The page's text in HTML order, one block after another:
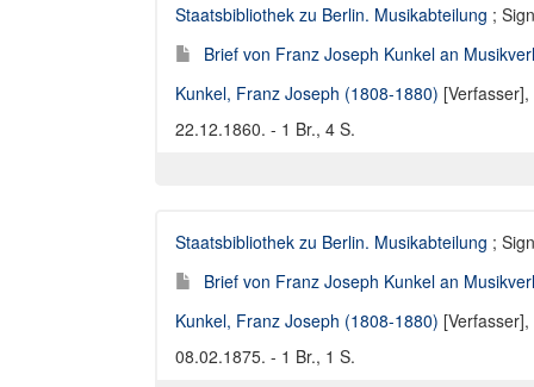
Staatsbibliothek zu Berlin. Musikabteilung ;
Brief von Franz Joseph Kunkel an
Kunkel, Franz Joseph (1808-1880) [Verfasser],
22.12.1860. - 1 Br., 4 S.
Staatsbibliothek zu Berlin. Musikabteilung ;
Brief von Franz Joseph Kunkel an
Kunkel, Franz Joseph (1808-1880) [Verfasser],
08.02.1875. - 1 Br., 1 S.